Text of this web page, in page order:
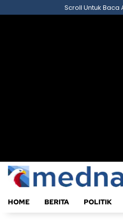
ke
Scroll Untuk Baca
HOME BERITA POLITIK